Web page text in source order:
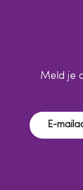
Meld je